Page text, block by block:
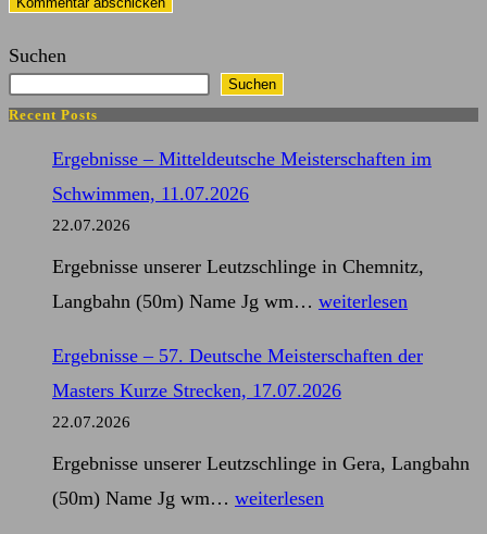
ein
Suchen
Suchen
Recent Posts
Ergebnisse – Mitteldeutsche Meisterschaften im
Schwimmen, 11.07.2026
22.07.2026
Ergebnisse unserer Leutzschlinge in Chemnitz,
Langbahn (50m) Name Jg wm… Ergebnisse
Mitteldeutsche
Meisterschaften
Schwimmen,
11.07.2026
weiterlesen
Ergebnisse – 57. Deutsche Meisterschaften der
Masters Kurze Strecken, 17.07.2026
22.07.2026
Ergebnisse unserer Leutzschlinge in Gera, Langbahn
(50m) Name Jg wm… Ergebnisse
weiterlesen